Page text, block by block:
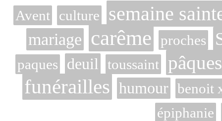
Avent culture semaine
mariage carême proches
paques deuil toussaint pâques
funérailles humour benoit
épiphanie